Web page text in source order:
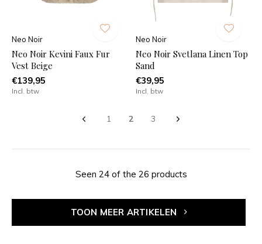
Neo Noir
Neo Noir Kevini Faux Fur
Vest Beige
€139,95
Incl. btw
Neo Noir
Neo Noir Svetlana Linen Top
Sand
€39,95
Incl. btw
1 2 3
Seen 24 of the 26 products
TOON MEER ARTIKELEN